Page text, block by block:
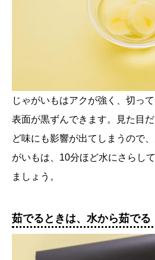
じゃがいもはアクが強く、切っ
表面が黒ずんできます。見た目
ど味にも影響が出てしまうので
がいもは、10分ほど水にさらし
ましょう。
茹でるときは、水から茹でる